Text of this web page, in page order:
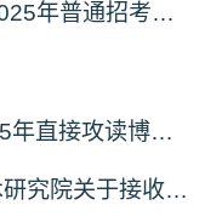
四川大学马克思主义学院2025年普通招考博士研究生招生简章
四川大学生命科学学院2025年直接攻读博士学位研究生预报名通知
四川大学新能源与低碳技术研究院关于接收2025年优秀应届本科毕业生免试攻读研究生（含直博生）的通知